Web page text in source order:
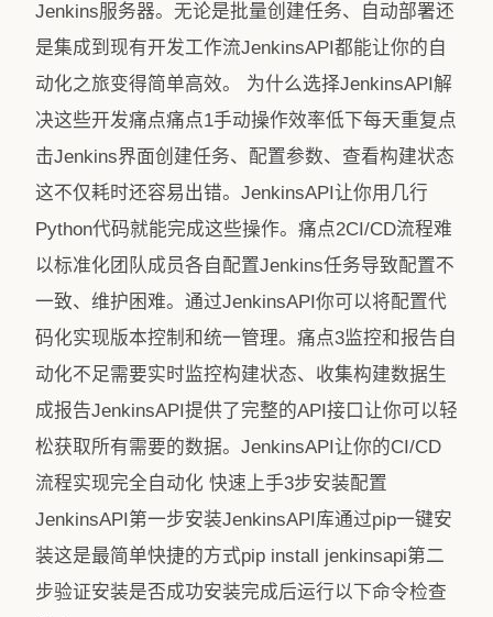
Jenkins服务器。无论是批量创建任务、自动部署还
是集成到现有开发工作流JenkinsAPI都能让你的自
动化之旅变得简单高效。 为什么选择JenkinsAPI解
决这些开发痛点痛点1手动操作效率低下每天重复点
击Jenkins界面创建任务、配置参数、查看构建状态
这不仅耗时还容易出错。JenkinsAPI让你用几行
Python代码就能完成这些操作。痛点2CI/CD流程难
以标准化团队成员各自配置Jenkins任务导致配置不
一致、维护困难。通过JenkinsAPI你可以将配置代
码化实现版本控制和统一管理。痛点3监控和报告自
动化不足需要实时监控构建状态、收集构建数据生
成报告JenkinsAPI提供了完整的API接口让你可以轻
松获取所有需要的数据。JenkinsAPI让你的CI/CD
流程实现完全自动化 快速上手3步安装配置
JenkinsAPI第一步安装JenkinsAPI库通过pip一键安
装这是最简单快捷的方式pip install jenkinsapi第二
步验证安装是否成功安装完成后运行以下命令检查